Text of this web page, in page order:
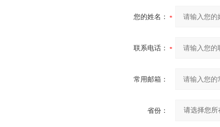
您的姓名：
联系电话：
常用邮箱：
省份：